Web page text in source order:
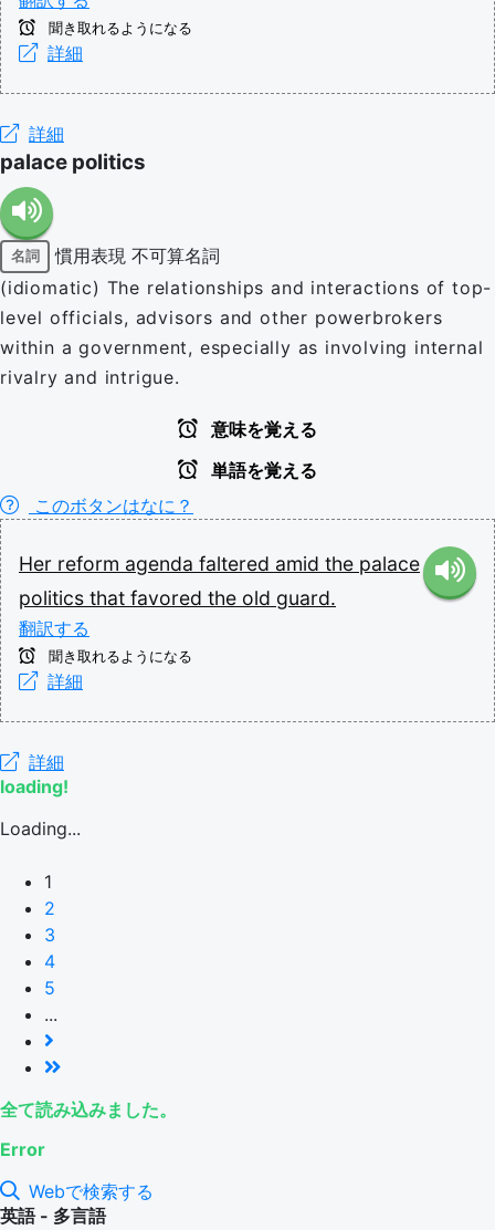
聞き取れるようになる
詳細
詳細
palace politics
名詞 慣用表現 不可算名詞
(idiomatic) The relationships and interactions of top-
level officials, advisors and other powerbrokers
within a government, especially as involving internal
rivalry and intrigue.
意味を覚える
単語を覚える
このボタンはなに？
Her reform agenda faltered amid the palace
politics that favored the old guard.
翻訳する
聞き取れるようになる
詳細
詳細
loading!
Loading...
1
2
3
4
5
...
全て読み込みました。
Error
Webで検索する
英語 - 多言語